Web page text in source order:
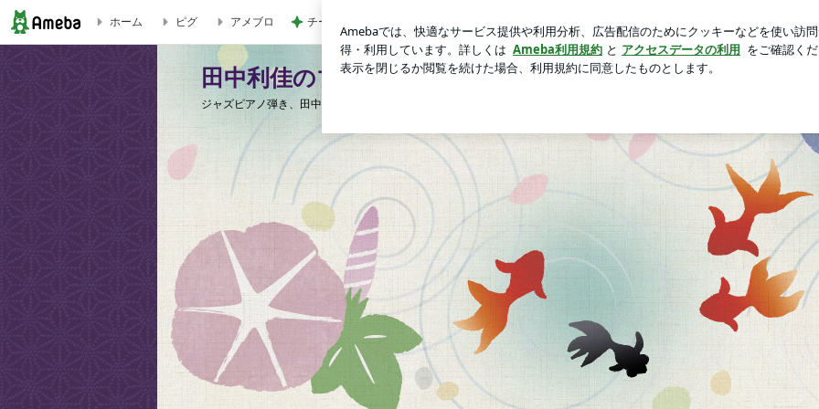
田中利佳のブログ
ホーム ピグ アメブロ チーズと卵を落とした魅惑な状態 ロ
田中利佳のブログ
ジャズピアノ弾き、田中利佳のブログであります。